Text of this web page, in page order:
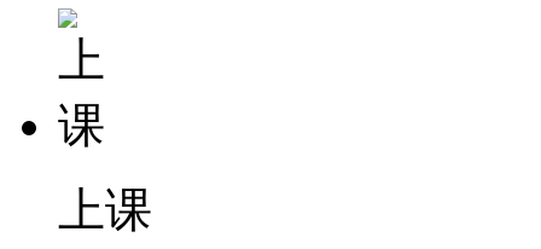
上课